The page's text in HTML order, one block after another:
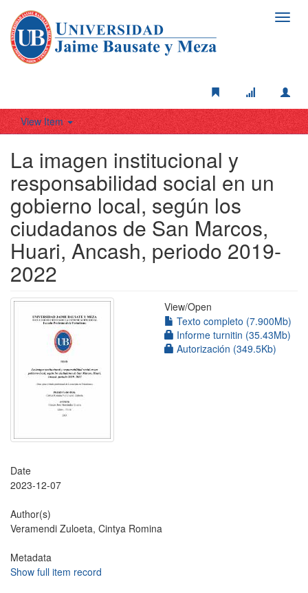
View Item
La imagen institucional y
responsabilidad social en un
gobierno local, según los
ciudadanos de San Marcos,
Huari, Ancash, periodo 2019-
2022
View/Open
Texto completo (7.900Mb)
Informe turnitin (35.43Mb)
Autorización (349.5Kb)
Date
2023-12-07
Author(s)
Veramendi Zuloeta, Cintya Romina
Metadata
Show full item record